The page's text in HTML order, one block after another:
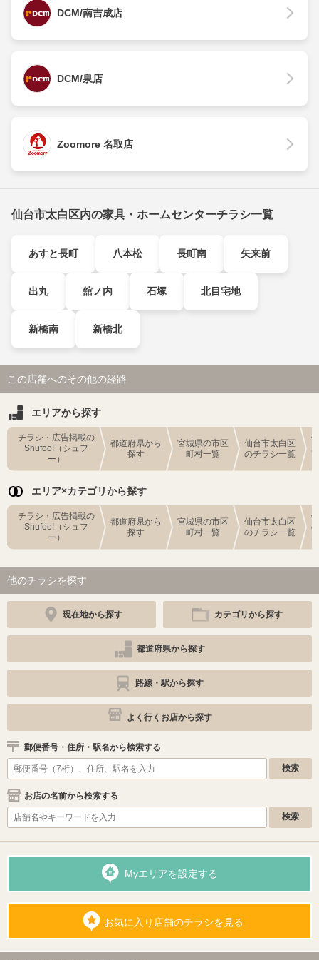
DCM/南吉成店
DCM/泉店
Zoomore 名取店
仙台市太白区内の家具・ホームセンターチラシ一覧
あすと長町 八本松 長町南 矢来前
出丸 舘ノ内 石塚 北目宅地
新橋南 新橋北
この店舗へのその他の経路
エリアから探す
チラシ・広告掲載の
Shufoo!（シュフ
ー）
都道府県から
探す
宮城県の市区
町村一覧
仙台市太白区
のチラシ一覧
エリア×カテゴリから探す
チラシ・広告掲載の
Shufoo!（シュフ
ー）
都道府県から
探す
宮城県の市区
町村一覧
仙台市太白区
のチラシ一覧
他のチラシを探す
現在地から探す カテゴリから探す
都道府県から探す
路線・駅から探す
よく行くお店から探す
郵便番号・住所・駅名から検索する
お店の名前から検索する
Myエリアを設定する
お気に入り店舗のチラシを見る